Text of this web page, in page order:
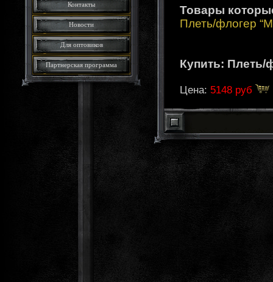
Контакты
Новости
Для оптовиков
Партнерская программа
Товары
Плеть/флогер
Купить: Плеть/
Цена: 5148 руб